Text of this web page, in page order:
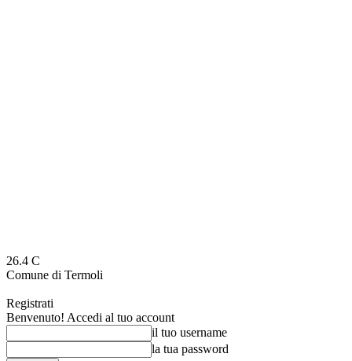
26.4 C
Comune di Termoli
Registrati
Benvenuto! Accedi al tuo account
il tuo username
la tua password